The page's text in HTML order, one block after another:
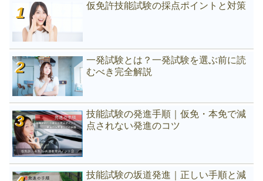
仮免許技能試験の採点ポイントと対策
一発試験とは？一発試験を選ぶ前に読
むべき完全解説
技能試験の発進手順｜仮免・本免で減
点されない発進のコツ
技能試験の坂道発進｜正しい手順と減